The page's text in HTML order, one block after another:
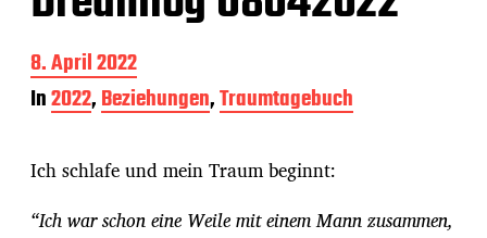
B
e
i
a
s
8. April 2022
In2022,Beziehungen,Traumtagebuch
Ich schlafe und mein Traum beginnt:
“Ich war schon eine Weile mit einem Mann zusammen,